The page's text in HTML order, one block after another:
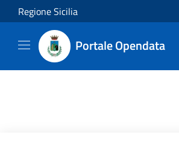
Salta al contenuto principale
Regione Sicilia
Portale Opendata